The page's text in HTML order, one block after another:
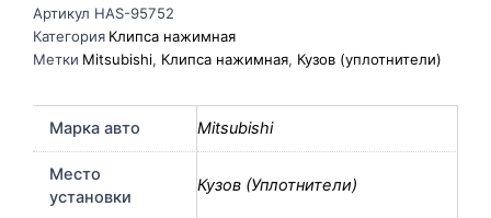
Артикул HAS-95752
Категория Клипса нажимная
Метки Mitsubishi, Клипса нажимная, Кузов (уплотнители)
Марка авто Mitsubishi
Место
установки
Кузов (Уплотнители)